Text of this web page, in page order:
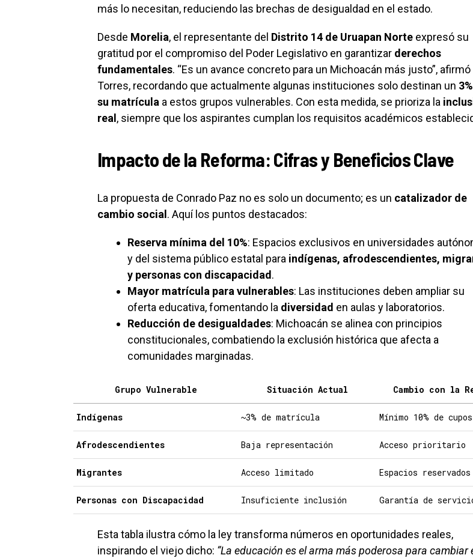
más lo necesitan, reduciendo las brechas de desigualdad en el estado.
Desde Morelia, el representante del Distrito 14 de Uruapan Norte expresó su
gratitud por el compromiso del Poder Legislativo en garantizar derechos
fundamentales. “Es un avance concreto para un Michoacán más justo”, afirmó
Torres, recordando que actualmente algunas instituciones solo destinan un
su matrícula a estos grupos vulnerables. Con esta medida, se prioriza la
real , siempre que los aspirantes cumplan los requisitos académicos
Impacto de la Reforma: Cifras y Beneficios Clave
La propuesta de Conrado Paz no es solo un documento; es un catalizador de
cambio social . Aquí los puntos destacados:
Reserva mínima del 10%: Espacios exclusivos en universidades
y del sistema público estatal para indígenas, afrodescendientes,
y personas con discapacidad.
Mayor matrícula para vulnerables: Las instituciones deben ampliar su
oferta educativa, fomentando la diversidad en aulas y laboratorios.
Reducción de desigualdades: Michoacán se alinea con principios
constitucionales, combatiendo la exclusión histórica que afecta a
comunidades marginadas.
Grupo Vulnerable Situación Actual Cambio con la
Indígenas ~3% de matrícula Mínimo 10% de cupos
Afrodescendientes Baja representación Acceso prioritario
Migrantes Acceso limitado Espacios reservados
Personas con Discapacidad Insuficiente inclusión Garantía de
Esta tabla ilustra cómo la ley transforma números en oportunidades reales,
inspirando el viejo dicho: “La educación es el arma más poderosa para cambiar